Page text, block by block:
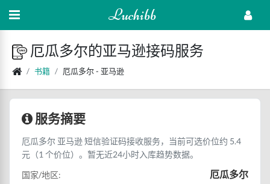
Luchibb
厄瓜多尔的亚马逊接码服务
书籍 厄瓜多尔 - 亚马逊
服务摘要
厄瓜多尔 亚马逊 短信验证码接收服务，当前可选价位约 5.4
元（1 个价位）。暂无近24小时入库趋势数据。
国家/地区:
厄瓜多尔